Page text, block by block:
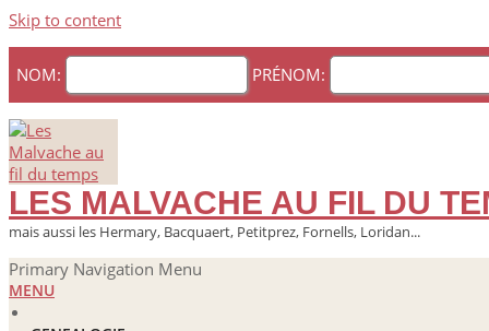
Skip to content
NOM: PRÉNOM:
LES MALVACHE AU FIL DU
mais aussi les Hermary, Bacquaert, Petitprez, Fornells, Loridan...
Primary Navigation Menu
MENU